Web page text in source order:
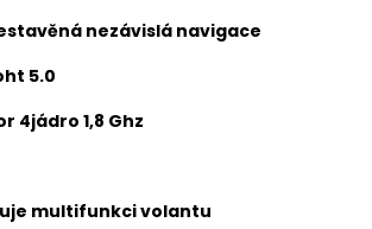
nezávislá navigace
5.0
4jádro 1,8 Ghz
multifunkci volantu